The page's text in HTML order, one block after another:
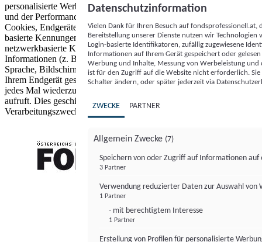
personalisierte Werbung und Inhalte, Messung von Werbeleistung
und der Performance von Inhalten sowie Zielgruppenforschung.
Cookies, Endgeräte- oder ähnliche Online-Kennungen (z. B. login-
basierte Kennungen, zufällig generierte Kennungen,
netzwerkbasierte Kennungen) können zusammen mit anderen
Informationen (z. B. Browsertyp und Browserinformationen,
Sprache, Bildschirmgröße, unterstützte Technologien usw.) auf
Ihrem Endgerät gespeichert oder von dort ausgelesen werden, um es
jedes Mal wiederzuerkennen, wenn es eine App oder einer Webseite
aufruft. Dies geschieht für einen oder mehrere der hier aufgeführten
Verarbeitungszwecke.
Datenschutzinformation
Vielen Dank für Ihren Besuch auf
Bereitstellung unserer Dienste nutzen wir Technologien
Login-basierte Identifikatoren, zufällig zugewiesene
Informationen auf Ihrem Gerät gespeichert oder
Werbung und Inhalte, Messung von Werbeleistung
ist für den Zugriff auf die Website nicht erforderlich.
Schalter ändern, oder später jederzeit via
ZWECKE PARTNER
Allgemein Zwecke (7)
Speichern von oder Zugriff auf Informationen auf
3 Partner
Verwendung reduzierter Daten zur Auswahl von
1 Partner
- mit berechtigtem Interesse
1 Partner
Erstellung von Profilen für personalisierte
FONDS professionell